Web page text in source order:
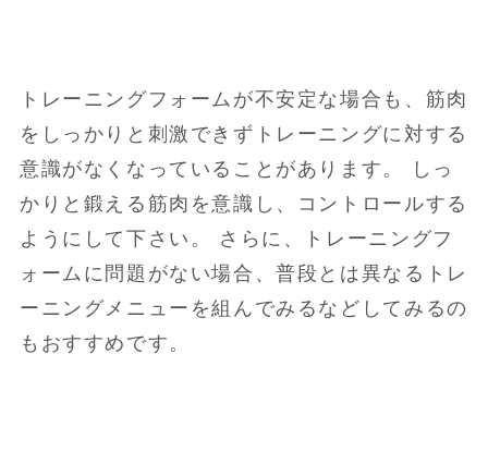
トレーニングフォームが不安定な場合も、筋肉
をしっかりと刺激できずトレーニングに対する
意識がなくなっていることがあります。 しっ
かりと鍛える筋肉を意識し、コントロールする
ようにして下さい。 さらに、トレーニングフ
ォームに問題がない場合、普段とは異なるトレ
ーニングメニューを組んでみるなどしてみるの
もおすすめです。